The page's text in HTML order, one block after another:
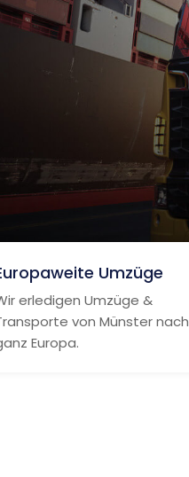
Umzüge
erledigen Umzüge &
von Münster nach
Europa.